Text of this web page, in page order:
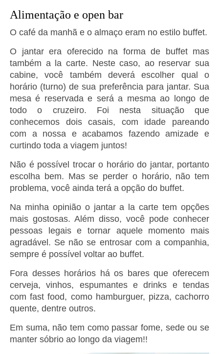
Alimentação e open bar
O café da manhã e o almaço eram no estilo buffet.
O jantar era oferecido na forma de buffet mas
também a la carte. Neste caso, ao reservar sua
cabine, você também deverá escolher qual o
horário (turno) de sua preferência para jantar. Sua
mesa é reservada e será a mesma ao longo de
todo o cruzeiro. Foi nesta situação que
conhecemos dois casais, com idade pareando
com a nossa e acabamos fazendo amizade e
curtindo toda a viagem juntos!
Não é possível trocar o horário do jantar, portanto
escolha bem. Mas se perder o horário, não tem
problema, você ainda terá a opção do buffet.
Na minha opinião o jantar a la carte tem opções
mais gostosas. Além disso, você pode conhecer
pessoas legais e tornar aquele momento mais
agradável. Se não se entrosar com a companhia,
sempre é possível voltar ao buffet.
Fora desses horários há os bares que oferecem
cerveja, vinhos, espumantes e drinks e tendas
com fast food, como hamburguer, pizza, cachorro
quente, dentre outros.
Em suma, não tem como passar fome, sede ou se
manter sóbrio ao longo da viagem!!